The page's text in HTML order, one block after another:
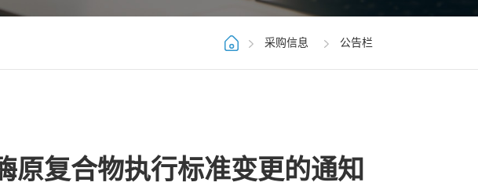
采购信息 公告栏
原复合物执行标准变更的通知